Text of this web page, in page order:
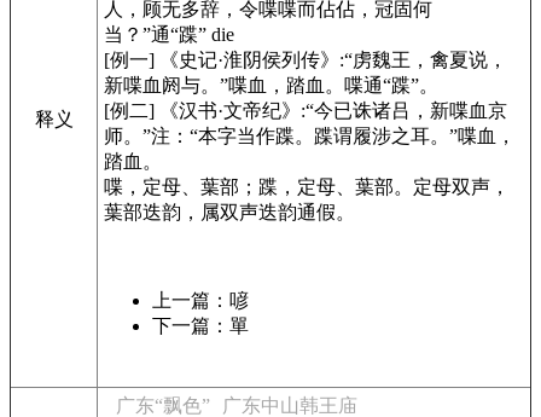
释义
人，顾无多辞，令喋喋而佔佔，冠固何
当？”通“蹀” die
[例一] 《史记·淮阴侯列传》:“虏魏王，禽夏说，
新喋血阏与。”喋血，踏血。喋通“蹀”。
[例二] 《汉书·文帝纪》:“今已诛诸吕，新喋血京
师。”注：“本字当作蹀。蹀谓履涉之耳。”喋血，
踏血。
喋，定母、葉部；蹀，定母、葉部。定母双声，
葉部迭韵，属双声迭韵通假。
上一篇：喭
下一篇：單
广东“飘色”
广东中山韩王庙